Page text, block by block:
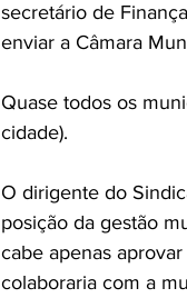
secretário de
enviar a Câmara
Quase todos os
cidade).
O dirigente do
posição da gestão
cabe apenas
colaboraria com a